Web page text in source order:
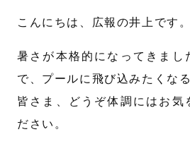
こんにちは、広報の井上です。
暑さが本格的になってきまし
で、プールに飛び込みたくな
皆さま、どうぞ体調にはお気
ださい。